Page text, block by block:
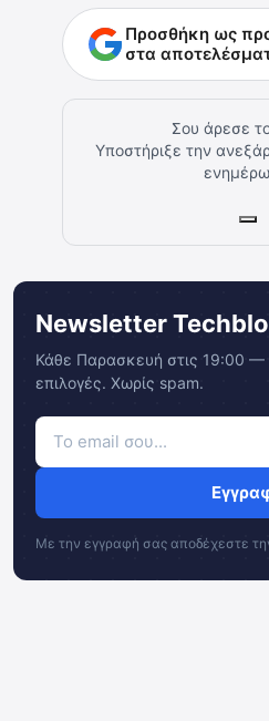
Προσθήκη ως
στα
Σου άρεσε
Υποστήριξε την
Newsletter
Κάθε Παρασκευή στις 19:00
επιλογές. Χωρίς spam.
Με την εγγραφή σας αποδέχεστε